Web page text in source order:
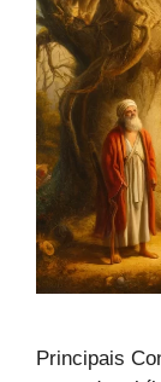
Principais